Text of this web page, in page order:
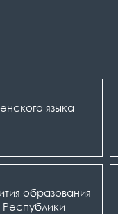
языка
образования